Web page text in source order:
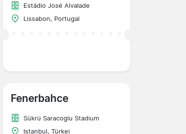
Estádio José Alvalade
Lissabon, Portugal
Fenerbahce
Sükrü Saracoglu Stadium
Istanbul, Türkei